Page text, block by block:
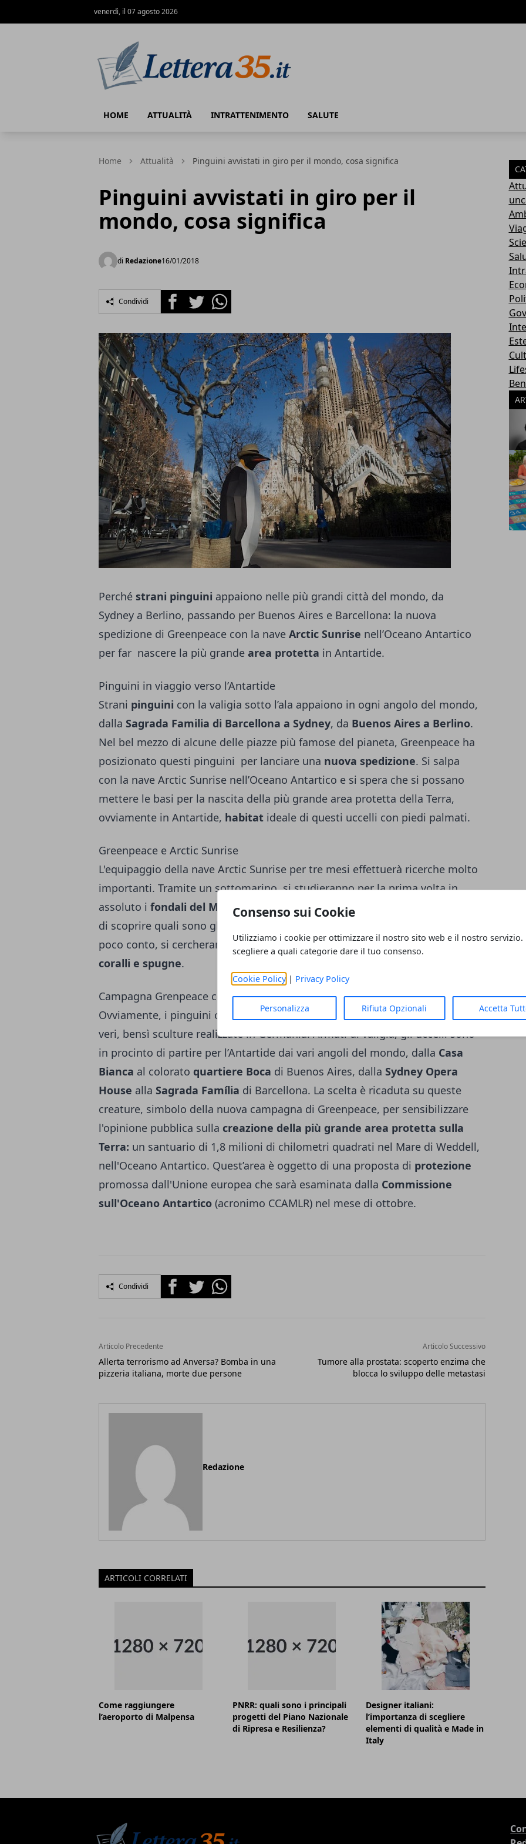
Consenso sui Cookie
Utilizziamo i cookie per ottimizzare il nostro sito web e il nostro servizio.
scegliere a quali categorie dare il tuo consenso.
Cookie Policy| Privacy Policy
Personalizza Rifiuta Opzionali Accetta
venerdì, il 07 agosto 2026
HOME ATTUALITÀ INTRATTENIMENTO SALUTE
Home Attualità Pinguini avvistati in giro per il mondo, cosa significa
Pinguini avvistati in giro per il
mondo, cosa significa
di Redazione16/01/2018
Condividi FacebookTwitterWhatsapp
Perché strani pinguini appaiono nelle più grandi città del mondo, da
Sydney a Berlino, passando per Buenos Aires e Barcellona: la nuova
spedizione di Greenpeace con la nave Arctic Sunrise nell’Oceano Antartico
per far nascere la più grande area protetta in Antartide.
Pinguini in viaggio verso l’Antartide
Strani pinguini con la valigia sotto l’ala appaiono in ogni angolo del mondo,
dalla Sagrada Familia di Barcellona a Sydney, da Buenos Aires a Berlino.
Nel bel mezzo di alcune delle piazze più famose del pianeta, Greenpeace ha
posizionato questi pinguini per lanciare una nuova spedizione. Si salpa
con la nave Arctic Sunrise nell’Oceano Antartico e si spera che si possano
mettere le basi per la nascita della più grande area protetta della Terra,
ovviamente in Antartide, habitat ideale di questi uccelli con piedi palmati.
Greenpeace e Arctic Sunrise
L'equipaggio della nave Arctic Sunrise per tre mesi effettuerà ricerche molto
importanti. Tramite un sottomarino, si studieranno per la prima volta in
assoluto i fondali del Mare di Weddell . Gli scienziati a bordo cercheranno
di scoprire quali sono gli
poco conto, si cercheranno nuove specie sul fondo del mare, compresi rari
coralli e spugne.
Campagna Grenpeace con pinguini testimonial
Ovviamente, i pinguini che partono dalle varie città del mondo non sono
veri, bensì sculture realizzate in Germania. Armati di valigia, gli uccelli sono
in procinto di partire per l’Antartide dai vari angoli del mondo, dalla Casa
Bianca al colorato quartiere Boca di Buenos Aires, dalla Sydney Opera
House alla Sagrada Família di Barcellona. La scelta è ricaduta su queste
creature, simbolo della nuova campagna di Greenpeace, per sensibilizzare
l'opinione pubblica sulla creazione della più grande area protetta sulla
Terra: un santuario di 1,8 milioni di chilometri quadrati nel Mare di Weddell,
nell'Oceano Antartico. Quest’area è oggetto di una proposta di protezione
promossa dall'Unione europea che sarà esaminata dalla Commissione
sull'Oceano Antartico (acronimo CCAMLR) nel mese di ottobre.
Condividi FacebookTwitterWhatsapp
Articolo Precedente
Allerta terrorismo ad Anversa? Bomba in una
pizzeria italiana, morte due persone
Articolo Successivo
Tumore alla prostata: scoperto enzima che
blocca lo sviluppo delle metastasi
Redazione
ARTICOLI CORRELATI
Come raggiungere
l’aeroporto di Malpensa
PNRR: quali sono i principali
progetti del Piano Nazionale
di Ripresa e Resilienza?
Designer italiani:
l’importanza di scegliere
elementi di qualità e Made in
Italy